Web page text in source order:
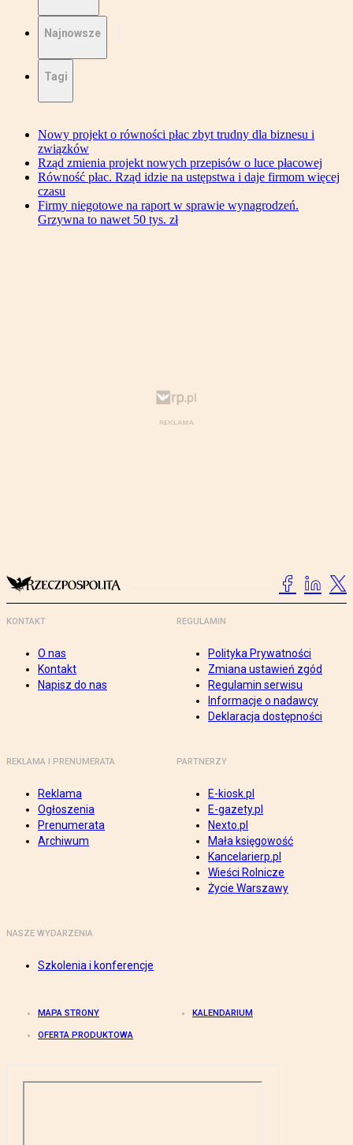
Najnowsze
Tagi
Nowy projekt o równości płac zbyt trudny dla biznesu i
związków
Rząd zmienia projekt nowych przepisów o luce płacowej
Równość płac. Rząd idzie na ustępstwa i daje firmom więcej
czasu
Firmy niegotowe na raport w sprawie wynagrodzeń.
Grzywna to nawet 50 tys. zł
KONTAKT
O nas
Kontakt
Napisz do nas
REGULAMIN
Polityka Prywatności
Zmiana ustawień zgód
Regulamin serwisu
Informacje o nadawcy
Deklaracja dostępności
REKLAMA I PRENUMERATA
Reklama
Ogłoszenia
Prenumerata
Archiwum
PARTNERZY
E-kiosk.pl
E-gazety.pl
Nexto.pl
Mała księgowość
Kancelarierp.pl
Wieści Rolnicze
Życie Warszawy
NASZE WYDARZENIA
Szkolenia i konferencje
MAPA STRONY KALENDARIUM
OFERTA PRODUKTOWA